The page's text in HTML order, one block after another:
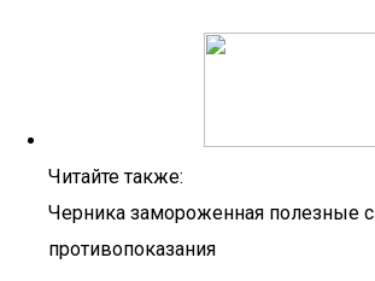
Читайте также:
Черника замороженная полезные
противопоказания